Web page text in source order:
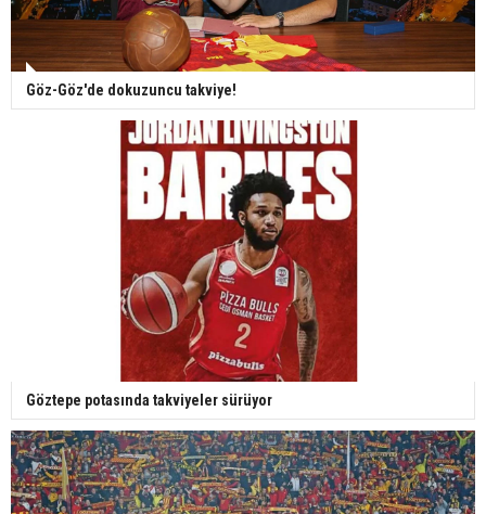
Göz-Göz'de dokuzuncu takviye!
Göztepe potasında takviyeler sürüyor